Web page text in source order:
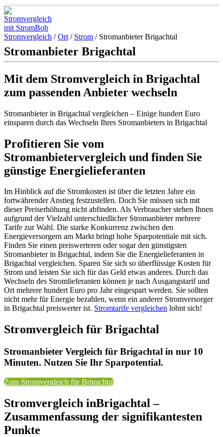
Stromvergleich /Ort / Strom / Stromanbieter Brigachtal
Stromanbieter Brigachtal
Mit dem Stromvergleich in Brigachtal
zum passenden Anbieter wechseln
Stromanbieter in Brigachtal vergleichen – Einige hundert Euro
einsparen durch das Wechseln Ihres Stromanbieters in Brigachtal
Profitieren Sie vom
Stromanbietervergleich und finden Sie
günstige Energielieferanten
Im Hinblick auf die Stromkosten ist über die letzten Jahre ein
fortwährender Anstieg festzustellen. Doch Sie müssen sich mit
dieser Preiserhöhung nicht abfinden. Als Verbraucher stehen Ihnen
aufgrund der Vielzahl unterschiedlicher Stromanbieter mehrere
Tarife zur Wahl. Die starke Konkurrenz zwischen den
Energieversorgern am Markt bringt hohe Sparpotentiale mit sich.
Finden Sie einen preiswerteren oder sogar den günstigsten
Stromanbieter in Brigachtal, indem Sie die Energielieferanten in
Brigachtal vergleichen. Sparen Sie sich so überflüssige Kosten für
Strom und leisten Sie sich für das Geld etwas anderes. Durch das
Wechseln des Stromlieferanten können je nach Ausgangstarif und
Ort mehrere hundert Euro pro Jahr eingespart werden. Sie sollten
nicht mehr für Energie bezahlen, wenn ein anderer Stromversorger
in Brigachtal preiswerter ist. Stromtarife vergleichen lohnt sich!
Stromvergleich für Brigachtal
Stromanbieter Vergleich für Brigachtal in nur 10
Minuten. Nutzen Sie Ihr Sparpotential.
Zum Stromvergleich für Brigachtal
Stromvergleich inBrigachtal –
Zusammenfassung der signifikantesten
Punkte